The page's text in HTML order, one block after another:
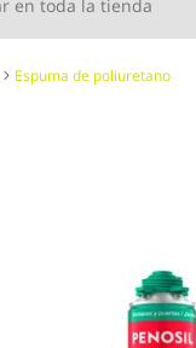
Espuma de poliuretano